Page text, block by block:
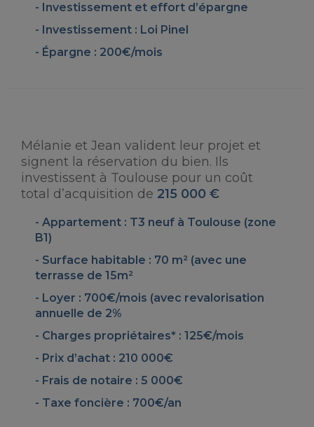
Investissement et effort d’épargne
Investissement : Loi Pinel
Épargne : 200€/mois
Mélanie et Jean valident leur projet et
signent la réservation du bien. Ils
investissent à Toulouse pour un coût
total d’acquisition de 215 000 €
Appartement : T3 neuf à Toulouse (zone
B1)
Surface habitable : 70 m² (avec une
terrasse de 15m²
Loyer : 700€/mois (avec revalorisation
annuelle de 2%
Charges propriétaires* : 125€/mois
Prix d’achat : 210 000€
Frais de notaire : 5 000€
Taxe foncière : 700€/an